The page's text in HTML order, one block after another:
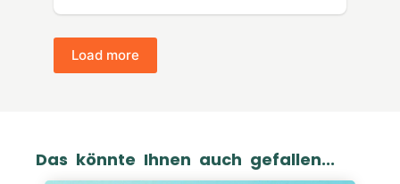
Load more
Das könnte Ihnen auch gefallen...